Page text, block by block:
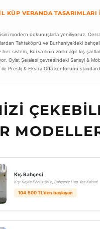
KÜP VERANDA TASARIMLARI
modern dokunuşlarla yeniliyoruz.
Tahtaköprü ve Burhaniye’deki
her sistem, Bursa ilinin zorlu ağır kış
Oylat Şelalesi çevresindeki Sanayi &
ile Prestij & Ekstra Oda konforunu
Kış Bahçesi
Kışı Keyfe Dönüştürün, Bahçeniz Hep Yaz Kalsın!
104.500 TL’den başlayan